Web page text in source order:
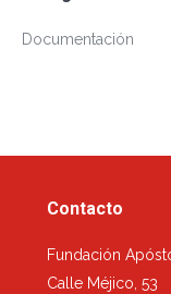
Documentación
Contacto
Fundación
Calle Méjico, 53